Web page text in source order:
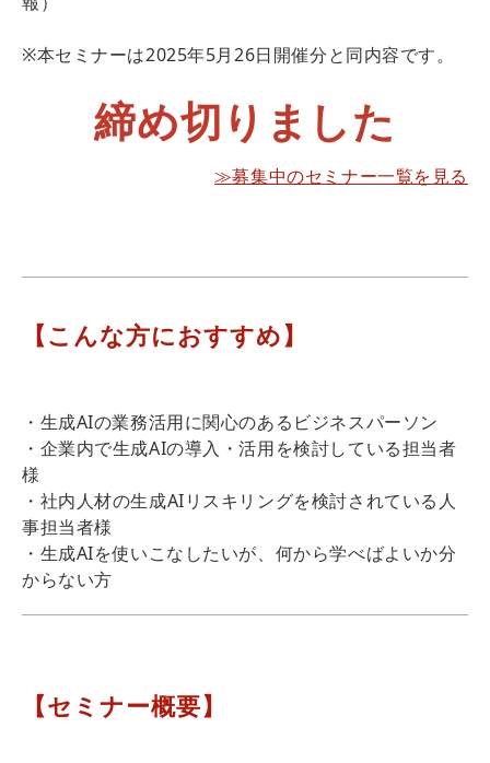
※本セミナーは2025年5月26日開催分と同内容です。
締め切りました
≫募集中のセミナー一覧を見る
【こんな方におすすめ】
・生成AIの業務活用に関心のあるビジネスパーソン
・企業内で生成AIの導入・活用を検討している担当者
様
・社内人材の生成AIリスキリングを検討されている人
事担当者様
・生成AIを使いこなしたいが、何から学べばよいか分
からない方
【セミナー概要】